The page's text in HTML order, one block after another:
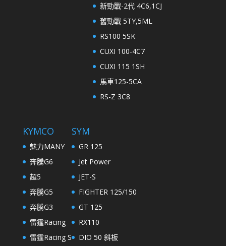
新勁戰-2代 4C6,1CJ
舊勁戰 5TY,5ML
RS100 5SK
CUXI 100-4C7
CUXI 115 1SH
馬車125-5CA
RS-Z 3C8
KYMCO
魅力MANY
奔騰G6
超5
奔騰G5
奔騰G3
雷霆Racing
雷霆Racing S
SYM
GR 125
Jet Power
JET-S
FIGHTER 125/150
GT 125
RX110
DIO 50 斜板